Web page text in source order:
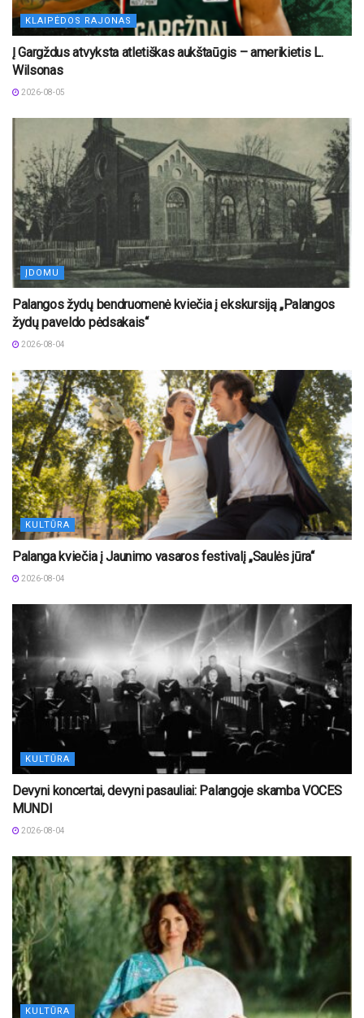
KLAIPĖDOS RAJONAS
Į Gargždus atvyksta atletiškas aukštaūgis – amerikietis L.
Wilsonas
2026-08-05
ĮDOMU
Palangos žydų bendruomenė kviečia į ekskursiją „Palangos
žydų paveldo pėdsakais“
2026-08-04
KULTŪRA
Palanga kviečia į Jaunimo vasaros festivalį „Saulės jūra“
2026-08-04
KULTŪRA
Devyni koncertai, devyni pasauliai: Palangoje skamba VOCES
MUNDI
2026-08-04
KULTŪRA